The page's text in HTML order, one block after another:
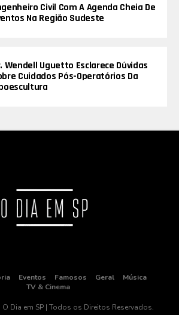
Civil Com A Agenda Cheia De
Na Região Sudeste
Wendell Uguetto Esclarece Dúvidas
Cuidados Pós-Operatórios Da
Eventos Famosos Geral
Música
TV & Cinema
Dia em SP | Todos os Direitos Reservados.